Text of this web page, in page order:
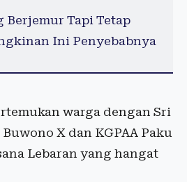
Berjemur Tapi Tetap
Ini Penyebabnya
warga dengan Sri
X dan KGPAA Paku
Lebaran yang hangat